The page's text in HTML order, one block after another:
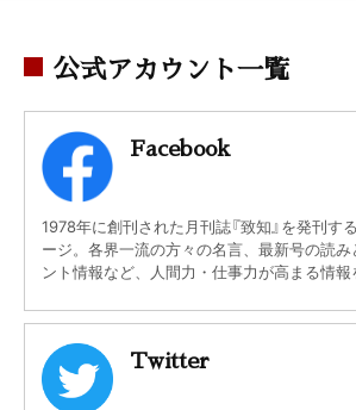
公式アカウント一覧
Facebook
1978年に創刊された月刊誌『致知』を発刊す
ージ。各界一流の方々の名言、最新号の読
ント情報など、人間力・仕事力が高まる情報
Twitter